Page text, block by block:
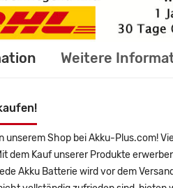
Weitere
unserem Shop bei Akku-Plus.com!
dem Kauf unserer Produkte
Akku Batterie wird vor dem